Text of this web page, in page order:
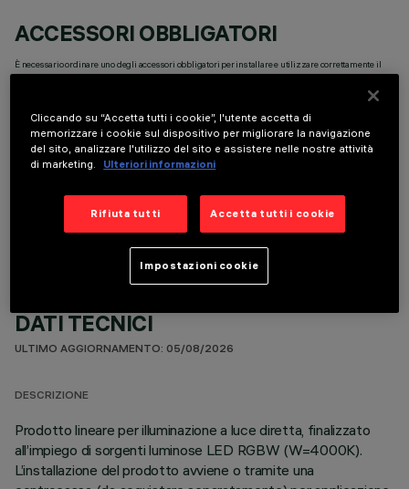
ACCESSORI OBBLIGATORI
È necessario ordinare uno degli accessori obbligatori per installare e utilizzare correttamente il
prodotto:
COMPONENTI OPZIONALI
DATI TECNICI
ULTIMO AGGIORNAMENTO: 05/08/2026
DESCRIZIONE
Prodotto lineare per illuminazione a luce diretta, finalizzato
all’impiego di sorgenti luminose LED RGBW (W=4000K).
L’installazione del prodotto avviene o tramite una
Cliccando su “Accetta tutti i cookie”, l'utente accetta di
memorizzare i cookie sul dispositivo per migliorare la navigazione
del sito, analizzare l'utilizzo del sito e assistere nelle nostre attività
di marketing.
Ulteriori informazioni
Rifiuta tutti Accetta tutti i cookie
Impostazioni cookie